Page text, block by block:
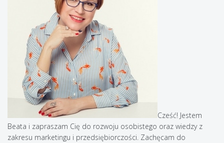
Cześć! Jestem
Beata i zapraszam Cię do rozwoju osobistego oraz wiedzy z
zakresu marketingu i przedsiębiorczości. Zachęcam do